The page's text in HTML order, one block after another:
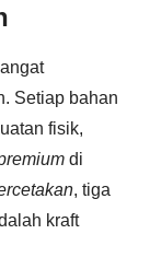
Setiap bahan
fisik,
di
, tiga
kraft